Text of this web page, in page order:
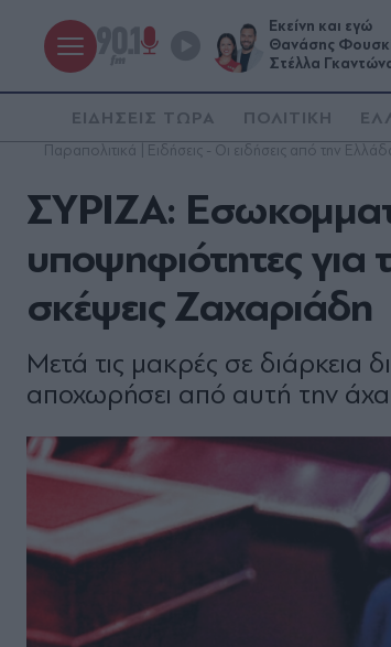
Εκείνη και εγώ
Θανάσης
Στέλλα
ΕΙΔΗΣΕΙΣ ΤΩΡΑ ΠΟΛΙΤΙΚΗ
Παραπολιτικά | Ειδήσεις - Οι ειδήσεις από την
ΣΥΡΙΖΑ:
υποψηφιότητες
σκέψεις Ζαχαριάδη
Μετά τις µακρές σε διάρκεια
αποχωρήσει από αυτή την